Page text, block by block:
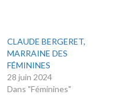
CLAUDE BERGERET,
MARRAINE DES
FÉMININES
28 juin 2024
Dans "Féminines"